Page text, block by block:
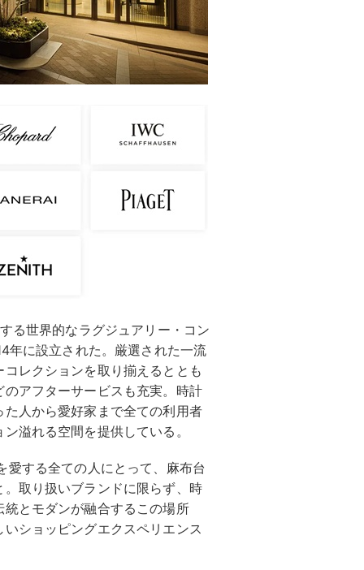
る世界的なラグジュアリー・コン
年に設立された。厳選された一流
レクションを取り揃えるととも
アフターサービスも充実。時計
人から愛好家まで全ての利用者
溢れる空間を提供している。
する全ての人にとって、麻布台
取り扱いブランドに限らず、時
とモダンが融合するこの場所
ショッピングエクスペリエンス